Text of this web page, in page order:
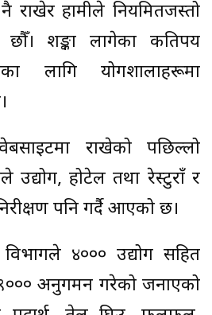
नै राखेर हामीले नियमितजस्तो
शङ्का लागेका कतिपय
लागि प्रयोगशालाहरूमा
राखेको पछिल्लो
होटेल तथा रेस्टुराँ र
पनि गर्दै आएको छ।
४००० उद्योग सहित
अनुगमन गरेको जनाएको